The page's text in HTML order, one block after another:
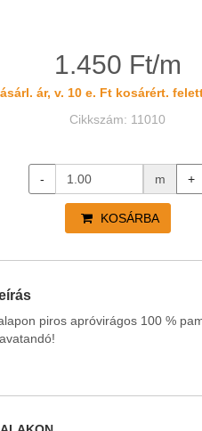
1.450 Ft/m
ár, v. 10 e. Ft kosárért.
Cikkszám: 11010
- m +
KOSÁRBA
piros apróvirágos 100 %